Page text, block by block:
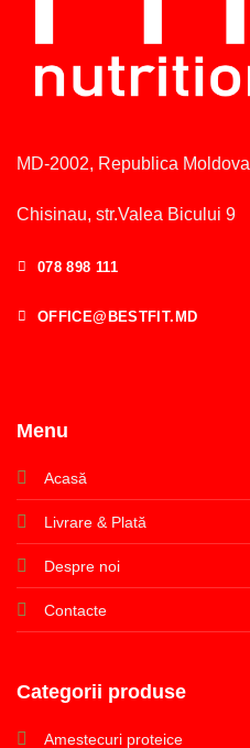
MD-2002, Republica Moldova
Chisinau, str.Valea Bicului 9
078 898 111
OFFICE@BESTFIT.MD
Menu
Acasă
Livrare & Plată
Despre noi
Contacte
Categorii produse
Amestecuri proteice